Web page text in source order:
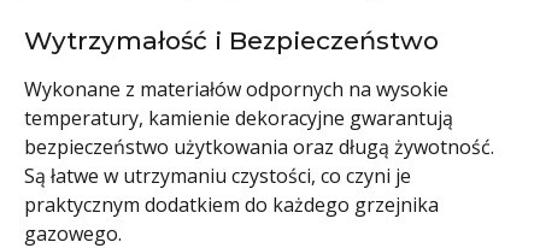
Wytrzymałość i Bezpieczeństwo
Wykonane z materiałów odpornych na wysokie
temperatury, kamienie dekoracyjne gwarantują
bezpieczeństwo użytkowania oraz długą żywotność.
Są łatwe w utrzymaniu czystości, co czyni je
praktycznym dodatkiem do każdego grzejnika
gazowego.